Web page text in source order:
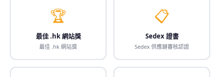
🏆
最佳 .hk 網站獎
最佳 .hk 網站獎
📋
Sedex 證書
Sedex 供應鏈審核認證